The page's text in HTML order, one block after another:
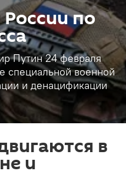
по
Путин 24 февраля
специальной военной
и денацификации
в
и